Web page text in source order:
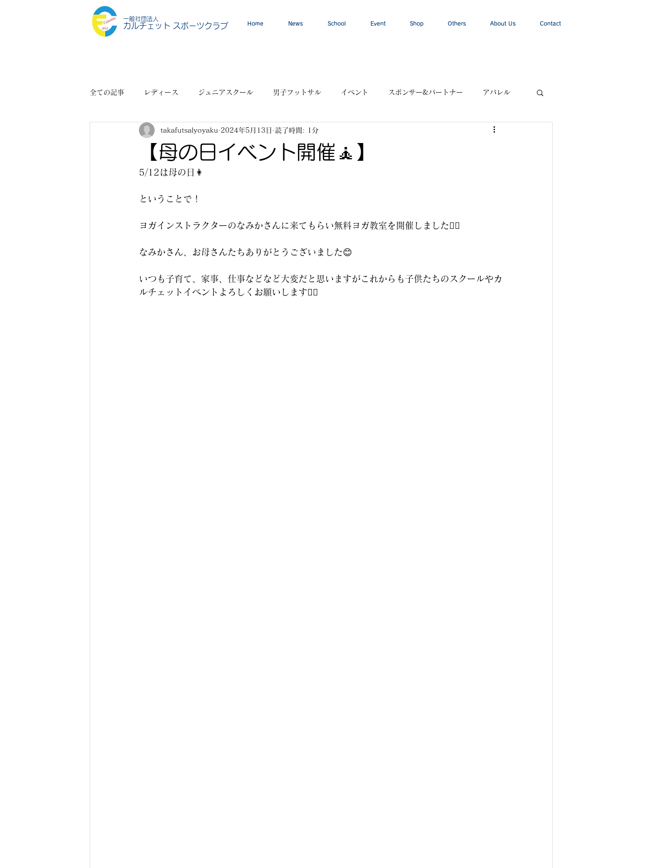
Home News School Event Shop Others About Us Contact
一般社団法人
カルチェット スポーツクラブ
全ての記事 レディース ジュニアスクール 男子フットサル イベント スポンサー&パートナー アパレル
スポーツショップ その他
【母の日イベント開催🧘】
takafutsalyoyaku 2024年5月13日 読了時間: 1分
5/12は母の日👩
ということで！
ヨガインストラクターのなみかさんに来てもらい無料ヨガ教室を開催しました🧘‍♂️
なみかさん、お母さんたちありがとうございました😊
いつも子育て、家事、仕事などなど大変だと思いますがこれからも子供たちのスクールやカ
ルチェットイベントよろしくお願いします🙇‍♀️